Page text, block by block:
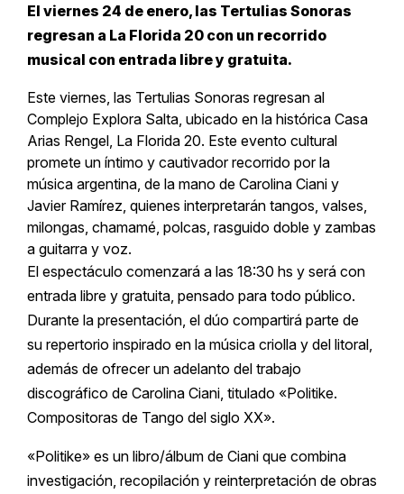
El viernes 24 de enero, las Tertulias Sonoras
regresan a La Florida 20 con un recorrido
musical con entrada libre y gratuita.
Este viernes, las Tertulias Sonoras regresan al
Complejo Explora Salta, ubicado en la histórica Casa
Arias Rengel, La Florida 20. Este evento cultural
promete un íntimo y cautivador recorrido por la
música argentina, de la mano de Carolina Ciani y
Javier Ramírez, quienes interpretarán tangos, valses,
milongas, chamamé, polcas, rasguido doble y zambas
a guitarra y voz.
El espectáculo comenzará a las 18:30 hs y será con
entrada libre y gratuita, pensado para todo público.
Durante la presentación, el dúo compartirá parte de
su repertorio inspirado en la música criolla y del litoral,
además de ofrecer un adelanto del trabajo
discográfico de Carolina Ciani, titulado «Politike.
Compositoras de Tango del siglo XX».
«Politike» es un libro/álbum de Ciani que combina
investigación, recopilación y reinterpretación de obras